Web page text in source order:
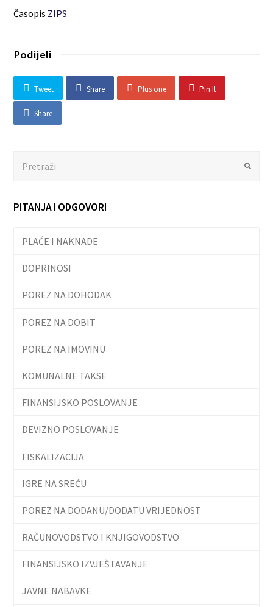
Časopis ZIPS
Podijeli
Tweet Share Plus one Pin It
Share
Submit
PITANJA I ODGOVORI
PLAĆE I NAKNADE
DOPRINOSI
POREZ NA DOHODAK
POREZ NA DOBIT
POREZ NA IMOVINU
KOMUNALNE TAKSE
FINANSIJSKO POSLOVANJE
DEVIZNO POSLOVANJE
FISKALIZACIJA
IGRE NA SREĆU
POREZ NA DODANU/DODATU VRIJEDNOST
RAČUNOVODSTVO I KNJIGOVODSTVO
FINANSIJSKO IZVJEŠTAVANJE
JAVNE NABAVKE